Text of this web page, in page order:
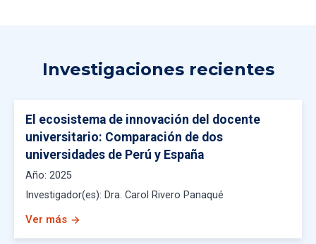
Investigaciones recientes
El ecosistema de innovación del docente
universitario: Comparación de dos
universidades de Perú y España
Año: 2025
Investigador(es): Dra. Carol Rivero Panaqué
Ver más arrow_forward